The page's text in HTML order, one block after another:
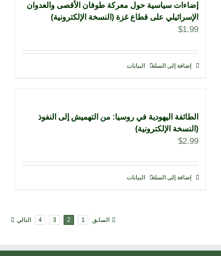
إضاءات سياسية حول معركة طوفان الأقصى والعدوان
الإسرائيلي على قطاع غزة (النسخة الإلكترونية)
$1.99
إضافة إلى السلة البيانات
الطائفة اليهودية في روسيا: من التهميش إلى النفوذ
(النسخة الإلكترونية)
$2.99
إضافة إلى السلة البيانات
السابق 1
2
3
4 التالي